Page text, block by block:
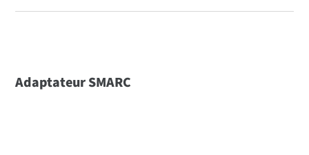
Adaptateur SMARC